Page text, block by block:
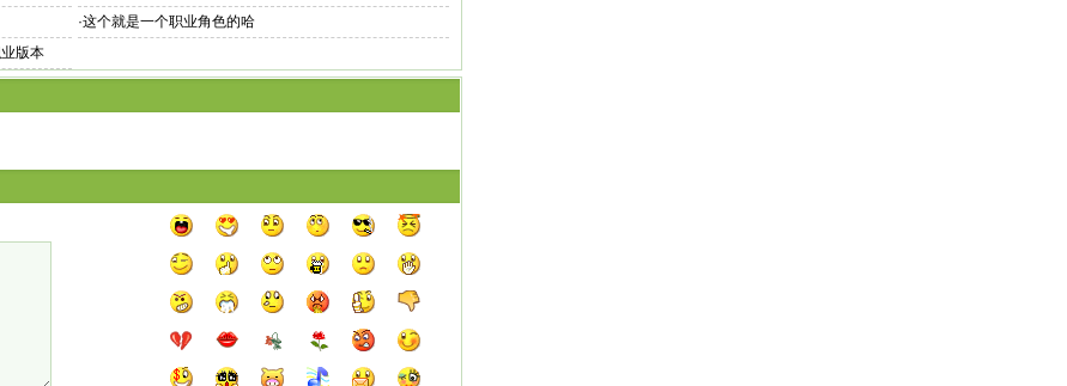
·这个就是一个职业角色的哈
版本